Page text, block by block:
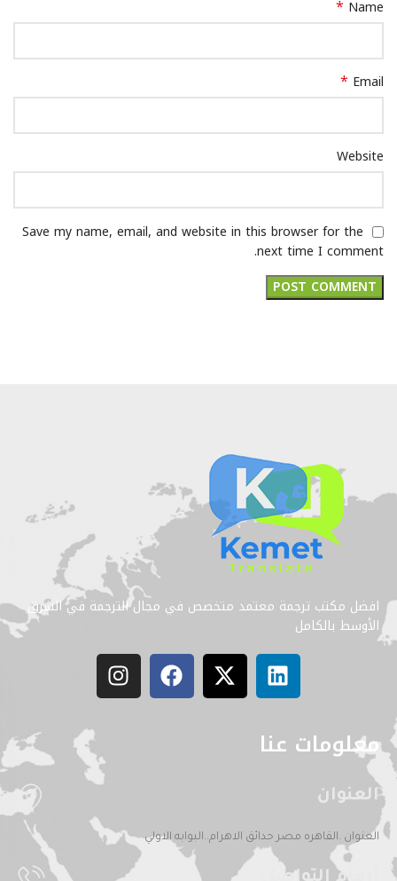
Name
*
Email
*
Website
Save my name, email, and website in this browser for the
next time I comment.
افضل مكتب ترجمة معتمد متخصص في مجال الترجمة في الشرق
الأوسط بالكامل
معلومات عنا
العنوان
العنوان .القاهره مصر حدائق الاهرام..البوابه الاولي